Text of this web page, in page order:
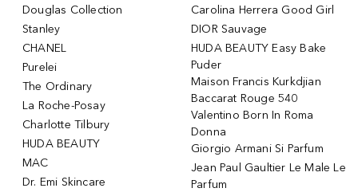
Douglas Collection
Stanley
CHANEL
Purelei
The Ordinary
La Roche-Posay
Charlotte Tilbury
HUDA BEAUTY
MAC
Dr. Emi Skincare
Carolina Herrera Good Girl
DIOR Sauvage
HUDA BEAUTY Easy Bake
Puder
Maison Francis Kurkdjian
Baccarat Rouge 540
Valentino Born In Roma
Donna
Giorgio Armani Si Parfum
Jean Paul Gaultier Le Male Le
Parfum